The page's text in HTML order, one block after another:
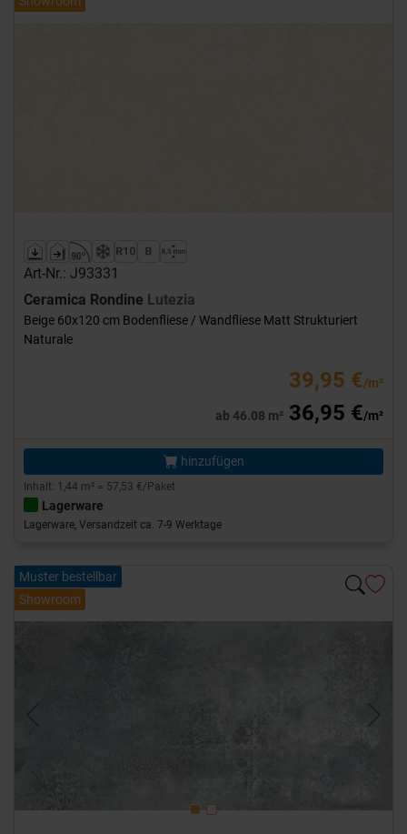
Art-Nr.: J93331
Ceramica Rondine Lutezia
Beige 60x120 cm Bodenfliese / Wandfliese Matt Strukturiert
Naturale
39,95 €/m²
ab 46.08 m² 36,95 €/m²
hinzufügen
Inhalt: 1,44 m² = 57,53 €/Paket
Lagerware
Lagerware, Versandzeit ca. 7-9 Werktage
Muster bestellbar
Showroom
Next